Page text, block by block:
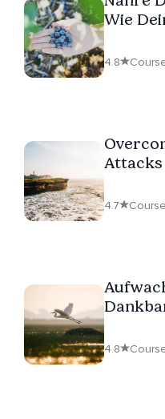
Wie
4.8
Attacks
Fully
4.7
4.8